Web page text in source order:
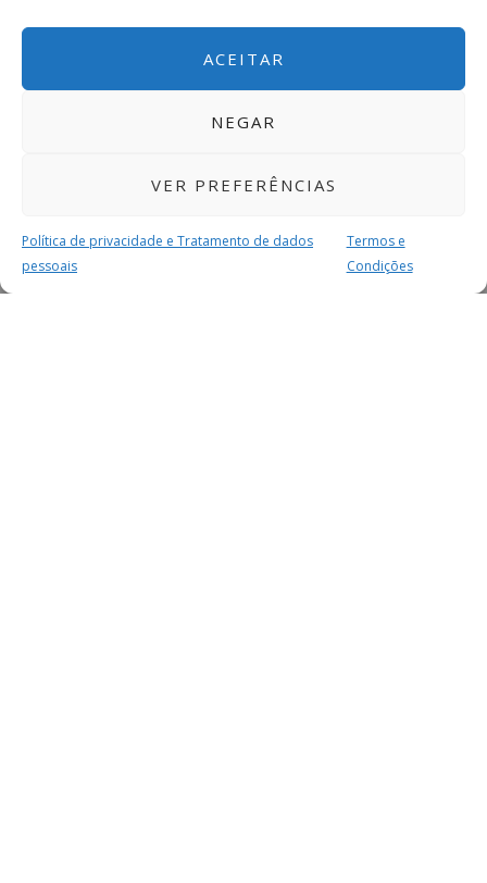
ACEITAR
NEGAR
VER PREFERÊNCIAS
Política de privacidade e Tratamento de dados
pessoais
Termos e
Condições